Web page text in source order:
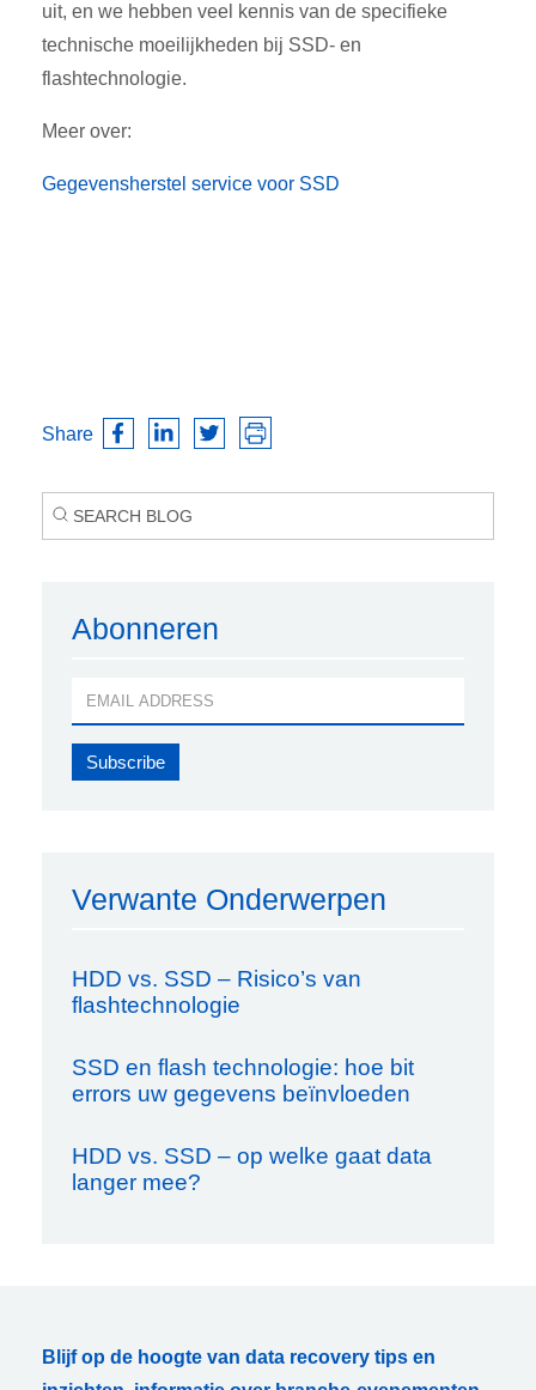
uit, en we hebben veel kennis van de specifieke
technische moeilijkheden bij SSD- en
flashtechnologie.
Meer over:
Gegevensherstel service voor SSD
Share
Abonneren
Verwante Onderwerpen
HDD vs. SSD – Risico’s van
flashtechnologie
SSD en flash technologie: hoe bit
errors uw gegevens beïnvloeden
HDD vs. SSD – op welke gaat data
langer mee?
Blijf op de hoogte van data recovery tips en